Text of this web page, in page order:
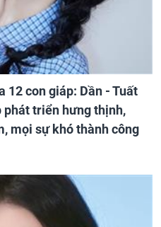
12 con giáp: Dần - Tuất
phát triển hưng thịnh,
mọi sự khó thành công